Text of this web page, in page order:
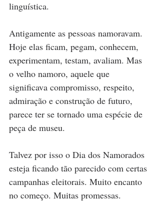
linguística.
Antigamente as pessoas namoravam.
Hoje elas ficam, pegam, conhecem,
experimentam, testam, avaliam. Mas
o velho namoro, aquele que
significava compromisso, respeito,
admiração e construção de futuro,
parece ter se tornado uma espécie de
peça de museu.
Talvez por isso o Dia dos Namorados
esteja ficando tão parecido com certas
campanhas eleitorais. Muito encanto
no começo. Muitas promessas.